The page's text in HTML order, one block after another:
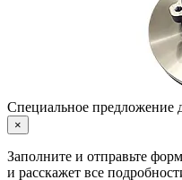
Специальное предложение
×
Заполните и отправьте
и расскажет все